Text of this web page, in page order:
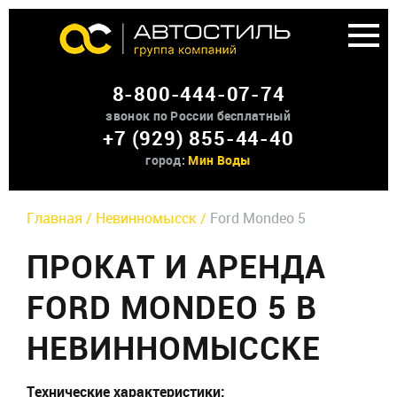
Аренда доп оборудования
О нас
Контакты
8-800-444-07-74
звонок по России бесплатный
+7 (929) 855-44-40
город: Мин Воды
Главная / Невинномысск / Ford Mondeo 5
ПРОКАТ И АРЕНДА
FORD MONDEO 5 В
НЕВИННОМЫССКЕ
Технические характеристики: